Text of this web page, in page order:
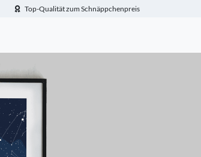
Top-Qualität zum Schnäppchenpreis